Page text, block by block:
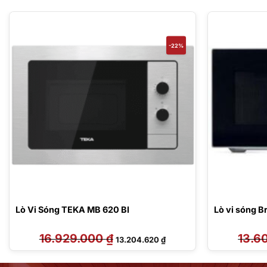
-22%
Lò Vi Sóng TEKA MB 620 BI
16.929.000₫ Giá
gốc
là:
13.204.620₫Giá
hiện
tại
13.204.620 ₫.
Lò vi sóng
₫.